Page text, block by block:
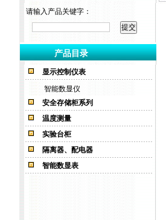
请输入产品关键字：
产品目录
显示控制仪表
智能数显仪
安全存储柜系列
温度测量
实验台柜
隔离器、配电器
智能数显表